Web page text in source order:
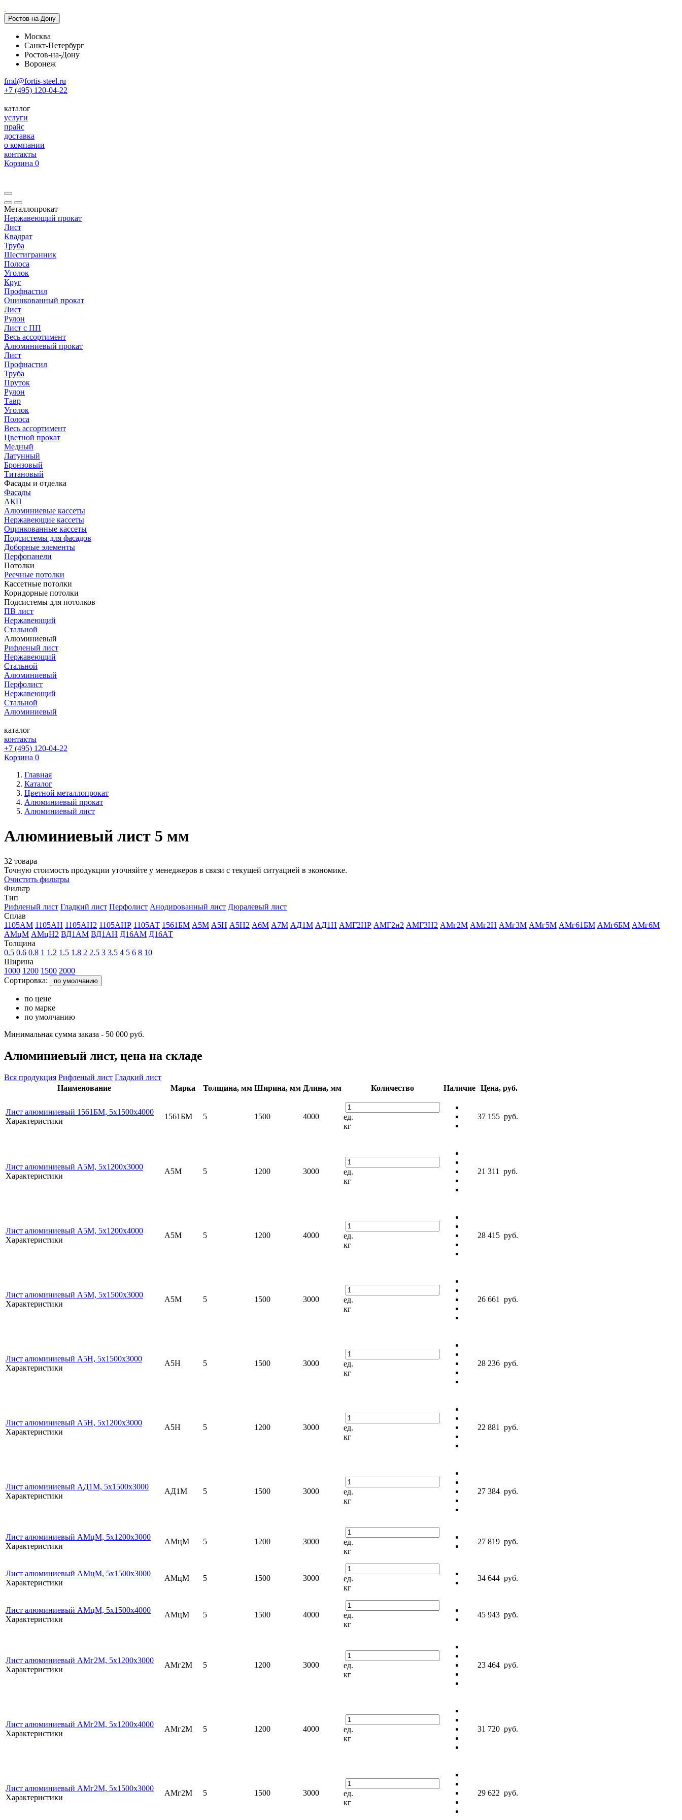
Ростов-на-Дону
Москва
Санкт-Петербург
Ростов-на-Дону
Воронеж
fmd@fortis-steel.ru
+7 (495) 120-04-22
каталог
услуги
прайс
доставка
о компании
контакты
Корзина 0
Металлопрокат
Нержавеющий прокат
Лист
Квадрат
Труба
Шестигранник
Полоса
Уголок
Круг
Профнастил
Оцинкованный прокат
Лист
Рулон
Лист с ПП
Весь ассортимент
Алюминиевый прокат
Лист
Профнастил
Труба
Пруток
Рулон
Тавр
Уголок
Полоса
Весь ассортимент
Цветной прокат
Медный
Латунный
Бронзовый
Титановый
Фасады и отделка
Фасады
АКП
Алюминиевые кассеты
Нержавеющие кассеты
Оцинкованные кассеты
Подсистемы для фасадов
Доборные элементы
Перфопанели
Потолки
Реечные потолки
Кассетные потолки
Коридорные потолки
Подсистемы для потолков
ПВ лист
Нержавеющий
Стальной
Алюминиевый
Рифленый лист
Нержавеющий
Стальной
Алюминиевый
Перфолист
Нержавеющий
Стальной
Алюминиевый
каталог
контакты
+7 (495) 120-04-22
Корзина 0
Главная
Каталог
Цветной металлопрокат
Алюминиевый прокат
Алюминиевый лист
Алюминиевый лист 5 мм
32 товара
Точную стоимость продукции уточняйте у менеджеров в связи с текущей ситуацией в экономике.
Очистить фильтры
Фильтр
Тип
Рифленый лист Гладкий лист Перфолист Анодированный лист Дюралевый лист
Сплав
1105АМ 1105АН 1105АН2 1105АНР 1105АТ 1561БМ А5М А5Н А5Н2 А6М А7М АД1М АД1Н АМГ2НР АМГ2н2 АМГ3Н2 АМг2М АМг2Н АМг3М АМг5М АМг61БМ АМг6БМ АМг6М
АМцМ АМцН2 ВД1АМ ВД1АН Д16АМ Д16АТ
Толщина
0.5 0.6 0.8 1 1.2 1.5 1.8 2 2.5 3 3.5 4 5 6 8 10
Ширина
1000 1200 1500 2000
Сортировка:
по умолчанию
по цене
по марке
по умолчанию
Минимальная сумма заказа - 50 000 руб.
Алюминиевый лист, цена на складе
Вся продукция Рифленый лист Гладкий лист
Наименование
Марка Толщина, мм Ширина, мм Длина, мм Количество Наличие Цена, руб.
Лист алюминиевый 1561БМ, 5х1500х4000
Характеристики
1561БМ 5 1500 4000
ед.
кг
37 155 руб.
Лист алюминиевый А5М, 5х1200х3000
Характеристики
А5М 5 1200 3000
ед.
кг
21 311 руб.
Лист алюминиевый А5М, 5х1200х4000
Характеристики
А5М 5 1200 4000
ед.
кг
28 415 руб.
Лист алюминиевый А5М, 5х1500х3000
Характеристики
А5М 5 1500 3000
ед.
кг
26 661 руб.
Лист алюминиевый А5Н, 5х1500х3000
Характеристики
А5Н 5 1500 3000
ед.
кг
28 236 руб.
Лист алюминиевый А5Н, 5х1200х3000
Характеристики
А5Н 5 1200 3000
ед.
кг
22 881 руб.
Лист алюминиевый АД1М, 5х1500х3000
Характеристики
АД1М 5 1500 3000
ед.
кг
27 384 руб.
Лист алюминиевый АМцМ, 5х1200х3000
Характеристики
АМцМ 5 1200 3000
ед.
кг
27 819 руб.
Лист алюминиевый АМцМ, 5х1500х3000
Характеристики
АМцМ 5 1500 3000
ед.
кг
34 644 руб.
Лист алюминиевый АМцМ, 5х1500х4000
Характеристики
АМцМ 5 1500 4000
ед.
кг
45 943 руб.
Лист алюминиевый АМг2М, 5х1200х3000
Характеристики
АМг2М 5 1200 3000
ед.
кг
23 464 руб.
Лист алюминиевый АМг2М, 5х1200х4000
Характеристики
АМг2М 5 1200 4000
ед.
кг
31 720 руб.
Лист алюминиевый АМг2М, 5х1500х3000
Характеристики
АМг2М 5 1500 3000
ед.
кг
29 622 руб.